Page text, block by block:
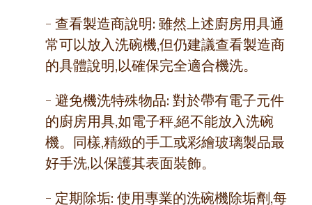
- 查看製造商說明: 雖然上述廚房用具通
常可以放入洗碗機,但仍建議查看製造商
的具體說明,以確保完全適合機洗。
- 避免機洗特殊物品: 對於帶有電子元件
的廚房用具,如電子秤,絕不能放入洗碗
機。同樣,精緻的手工或彩繪玻璃製品最
好手洗,以保護其表面裝飾。
- 定期除垢: 使用專業的洗碗機除垢劑,每